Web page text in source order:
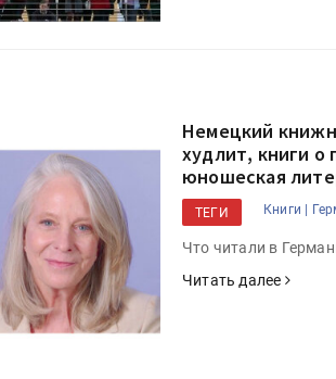
Немецкий
худлит, книги о
юношеская
ТЕГИ Книги |
Что читали в
Читать далее
HeyGears анонсировала
полноцветный гибридный УФ/3D-
принтер G1X